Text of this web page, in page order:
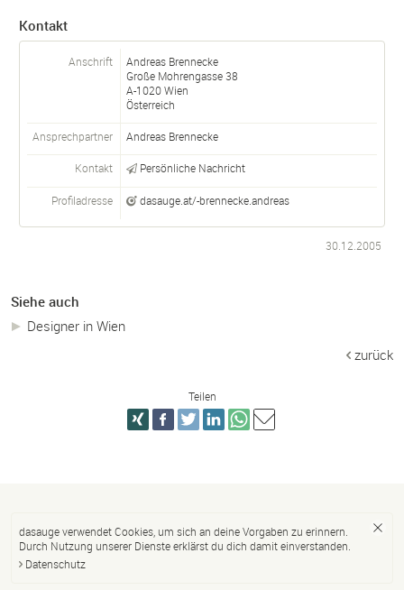
Kontakt
Anschrift
Andreas Brennecke
Große Mohrengasse 38
A-1020Wien
Österreich
Ansprechpartner Andreas Brennecke
Kontakt Persönliche Nachricht
Profiladresse dasauge.at/-brennecke.andreas
30.12.2005
Siehe auch
Designer in Wien
zurück
Teilen
dasauge verwendet Cookies, um sich an deine Vorgaben zu erinnern.
Durch Nutzung unserer Dienste erklärst du dich damit einverstanden.
Datenschutz